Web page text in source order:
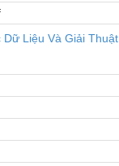
Liệu Và Giải Thuật